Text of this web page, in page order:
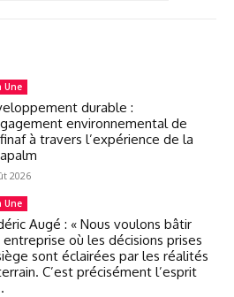
Une
durable :
environnemental de
à travers l’expérience de la
2026
Une
Augé : « Nous voulons bâtir
entreprise où les décisions prises
sont éclairées par les réalités
C’est précisément l’esprit